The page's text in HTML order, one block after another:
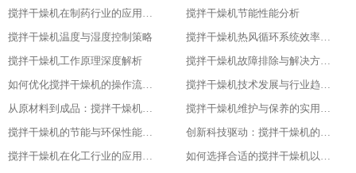
搅拌干燥机在制药行业的应用与优化
搅拌干燥机节能性能分析
搅拌干燥机温度与湿度控制策略
搅拌干燥机热风循环系统效率研究
搅拌干燥机工作原理深度解析
搅拌干燥机故障排除与解决方案大全
如何优化搅拌干燥机的操作流程以提升产品质量
搅拌干燥机技术发展与行业趋势分析
从原材料到成品：搅拌干燥机在食品行业的全流程应用
搅拌干燥机维护与保养的实用指南
搅拌干燥机的节能与环保性能探究
创新科技驱动：搅拌干燥机的智能化升级
搅拌干燥机在化工行业的应用实例
如何选择合适的搅拌干燥机以提高生产效率